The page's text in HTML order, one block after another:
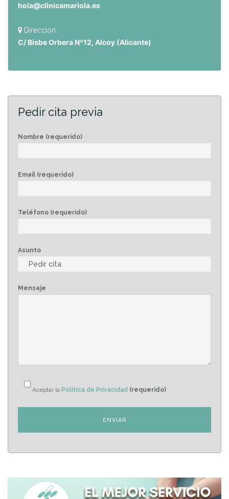
hola@clinicamariola.es
Dirección:
C/ Bisbe Orbera Nº12, Alcoy (Alicante)
Pedir cita previa
Nombre (requerido)
Email (requerido)
Teléfono (requerido)
Asunto
Mensaje
Aceptar la Política de Privacidad (requerido)